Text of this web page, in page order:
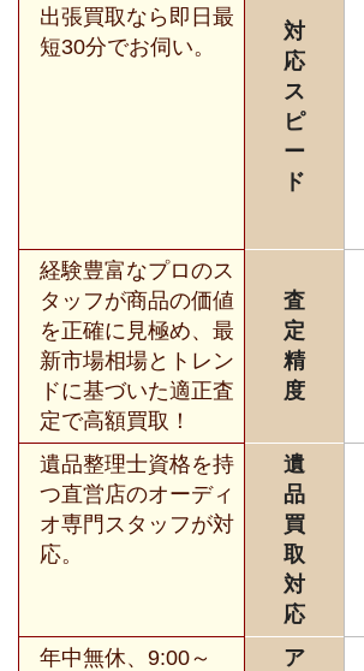
出張買取なら即日最
短30分でお伺い。
対
応
ス
ピ
ー
ド
経験豊富なプロのス
タッフが商品の価値
を正確に見極め、最
新市場相場とトレン
ドに基づいた適正査
定で高額買取！
査
定
精
度
遺品整理士資格を持
つ直営店のオーディ
オ専門スタッフが対
応。
遺
品
買
取
対
応
年中無休、9:00～
ア